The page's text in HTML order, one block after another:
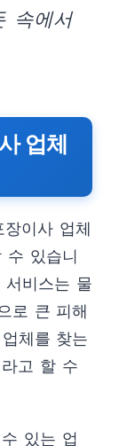
속에서
업체
이사 업체
수 있습니
서비스는 물
로 큰 피해
체를 찾는
고 할 수
있는 업